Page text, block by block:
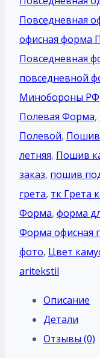
Повседневная
офисная форма
Повседневная
повседневной
Минобороны РФ
Полевая Форма,
Полевой, Пошив
летняя, Пошив
заказ, пошив
грета, тк Грета
Форма, форма
Форма офисная
фото, Цвет
aritekstil
Описание
Детали
Отзывы (0)